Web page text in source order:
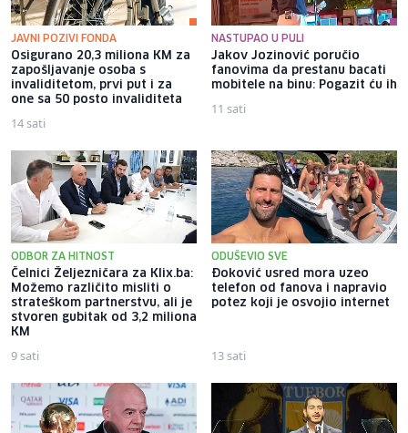
JAVNI POZIVI FONDA
Osigurano 20,3 miliona KM za
zapošljavanje osoba s
invaliditetom, prvi put i za
one sa 50 posto invaliditeta
14 sati
NASTUPAO U PULI
Jakov Jozinović poručio
fanovima da prestanu bacati
mobitele na binu: Pogazit ću ih
11 sati
ODBOR ZA HITNOST
Čelnici Željezničara za Klix.ba:
Možemo različito misliti o
strateškom partnerstvu, ali je
stvoren gubitak od 3,2 miliona
KM
9 sati
ODUŠEVIO SVE
Đoković usred mora uzeo
telefon od fanova i napravio
potez koji je osvojio internet
13 sati